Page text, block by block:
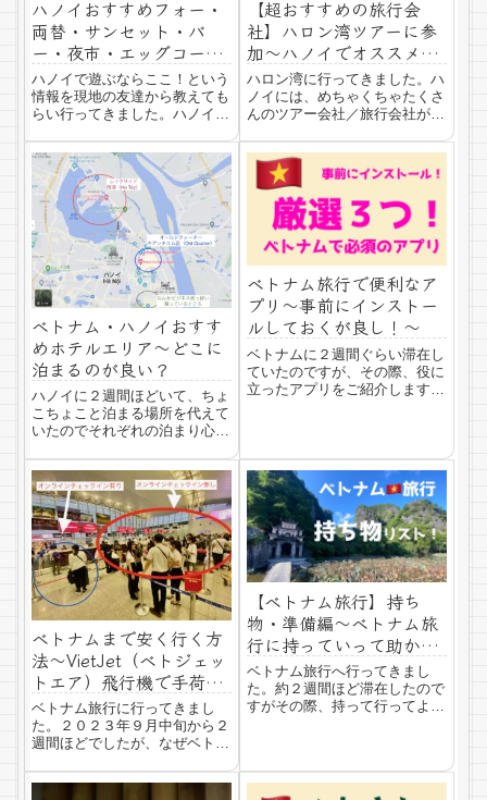
ハノイおすすめフォー・
両替・サンセット・バ
ー・夜市・エッグコーヒ
ー・ビールストリート！
ハノイで遊ぶならここ！という
情報を現地の友達から教えても
らい行ってきました。ハノイは
もたくさんありすぎてどこがい
いのか迷ってしまいます。こん
かい紹介する場所はベトナム人
から教えてもらったのでぜひ、
参考にしてみてく...
【超おすすめの旅行会
社】ハロン湾ツアーに参
加〜ハノイでオススメの
旅行会社はここ！
ハロン湾に行ってきました。ハ
ノイには、めちゃくちゃたくさ
んのツアー会社／旅行会社があ
良かったオススメの旅行会社を
紹介します。ハノイのおすすめ
旅行会社ズバリこちら！値段も
対応も、ものすごく良かったの
でもしどこがいい...
ベトナム・ハノイおすす
めホテルエリア〜どこに
泊まるのが良い？
ハノイに２週間ほどいて、ちょ
こちょこと泊まる場所を代えて
いたのでそれぞれの泊まり心
シェアしたいと思います。オー
ルドクォーター青枠のところ
２，３日のショートステイや弾
丸旅行の方にオススメ！オール
ドクォーターと呼ばれ...
ベトナム旅行で便利なア
プリ〜事前にインストー
ルしておくが良し！〜
ベトナムに２週間ぐらい滞在し
ていたのですが、その際、役に
立ったアプリをご紹介します。
（配車）アプリGrab（グラ
ブ）日本ではUBer（ウーバ
ー）が有名ですが...
ベトナムまで安く行く方
法〜VietJet（ベトジェッ
トエア）飛行機で手荷物
だけで格安で旅行しよ
う〜オンラインチェック
インは必須！
ベトナム旅行に行ってきまし
た。２０２３年９月中旬から２
週間ほどでしたが、なぜベトナ
限られているからです。ベトナ
【ベトナム旅行】持ち
物・準備編〜ベトナム旅
行に持っていって助かっ
たもの〜
ベトナム旅行へ行ってきまし
た。約２週間ほど滞在したので
すがその際、持って行ってよか
バックパッカーしていたので、
あまり何も決めないでフラッと